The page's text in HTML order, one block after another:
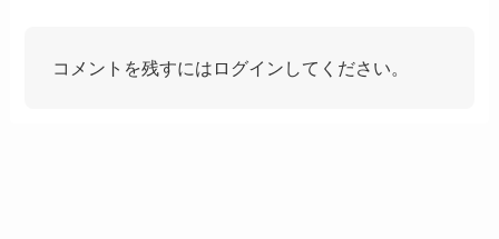
コメントを残すにはログインしてください。